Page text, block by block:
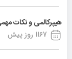
هیپرکالمی و نکات
1167 روز پیش